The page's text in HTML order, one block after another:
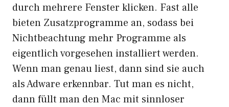
durch mehrere Fenster klicken. Fast alle
bieten Zusatzprogramme an, sodass bei
Nichtbeachtung mehr Programme als
eigentlich vorgesehen installiert werden.
Wenn man genau liest, dann sind sie auch
als Adware erkennbar. Tut man es nicht,
dann füllt man den Mac mit sinnloser